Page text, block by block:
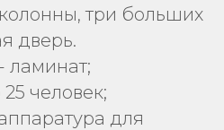
колонны, три больших
дверь.
ламинат;
человек;
для